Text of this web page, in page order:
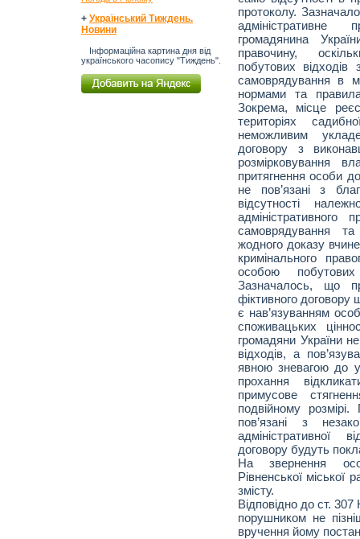
+ Український Тиждень.
Новини
Інформаційна картина дня від
українського часопису "Тиждень".
протоколу.
громадянина
правочину,
побутових відходів
самоврядування в
нормами та
Зокрема, місце
територіях
неможливим
договору з
розмірковування
притягнення особи до
не пов’язані з
відсутності
адміністративного
самоврядування
жодного доказу
кримінального
особою
Зазначалось, що
фіктивного договору
є нав’язуванням
споживацьких
громадяни України
відходів, а
явною зневагою до
прохання
примусове
подвійному
пов’язані з
адміністративної
договору будуть
На звернення
Рівненської міської
змісту.
Відповідно до ст.
порушником не
вручення йому